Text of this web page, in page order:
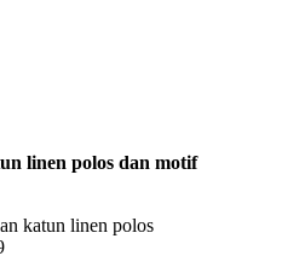
linen polos dan motif